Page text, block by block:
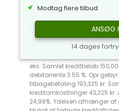
Modtag flere tilbud
ANSØG
14 dages
eks: Samlet kreditbeløb
debitorrente 3.55 %.
tilbagebetaling 193,325 kr.
kreditomkostninger 43,325 kr.
24,99%. Ydelsen afhænger